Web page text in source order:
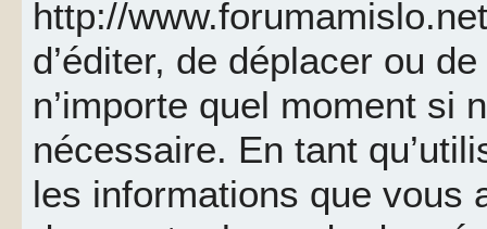
http://
d’éditer, de déplacer ou
n’importe quel moment si
nécessaire. En tant
les informations que vous